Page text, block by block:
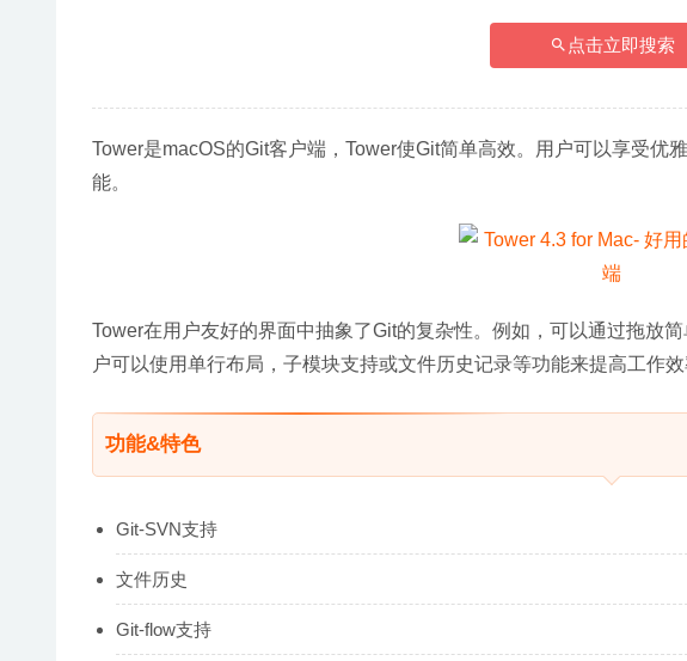
点击立即搜索
Tower是macOS的Git客户端，Tower使Git简单高效。用户可以享受优
能。
Tower在用户友好的界面中抽象了Git的复杂性。例如，可以通过拖放
户可以使用单行布局，子模块支持或文件历史记录等功能来提高工作效
功能&特色
Git-SVN支持
文件历史
Git-flow支持